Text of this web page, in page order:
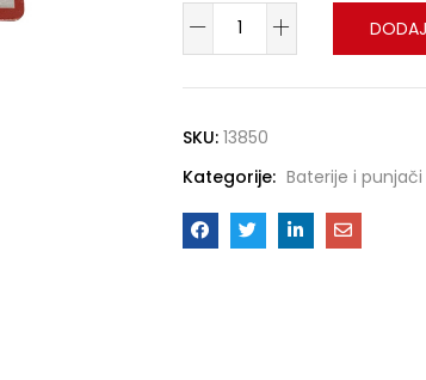
SKU: 13850
Kategorije: Baterije i punjači